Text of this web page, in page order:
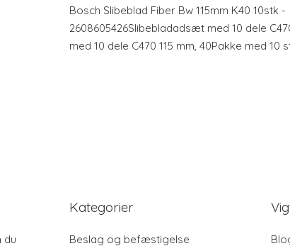
Bosch Slibeblad Fiber Bw 115mm K40 10stk -
2608605426Slibebladadsæt med 10 dele
med 10 dele C470 115 mm, 40Pakke med 10
du
Kategorier
Beslag og befæstigelse